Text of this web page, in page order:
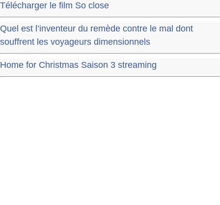
Télécharger le film So close
Quel est l’inventeur du remède contre le mal dont
souffrent les voyageurs dimensionnels
Home for Christmas Saison 3 streaming